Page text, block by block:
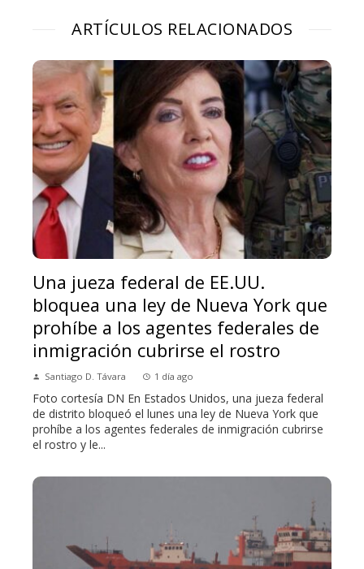
ARTÍCULOS RELACIONADOS
Una jueza federal de EE.UU.
bloquea una ley de Nueva York que
prohíbe a los agentes federales de
inmigración cubrirse el rostro
Santiago D. Távara 1 día ago
Foto cortesía DN En Estados Unidos, una jueza federal
de distrito bloqueó el lunes una ley de Nueva York que
prohíbe a los agentes federales de inmigración cubrirse
el rostro y le...